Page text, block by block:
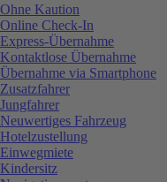
Ohne Kaution
Online Check-In
Express-Übernahme
Kontaktlose Übernahme
Übernahme via Smartphone
Zusatzfahrer
Jungfahrer
Neuwertiges Fahrzeug
Hotelzustellung
Einwegmiete
Kindersitz